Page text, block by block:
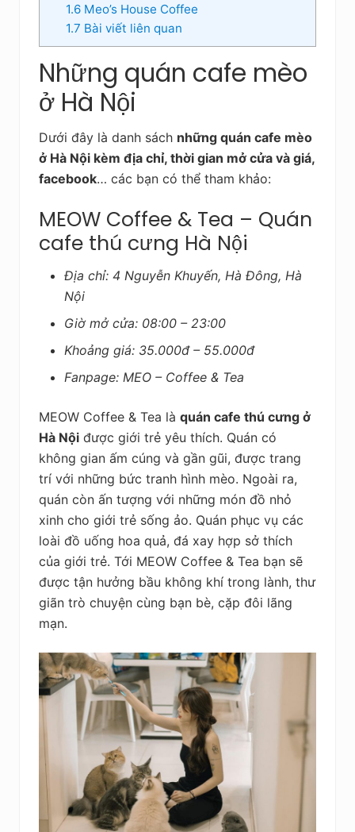
1.6Meo’s House Coffee
1.7 Bài viết liên quan
Những quán cafe mèo
ở Hà Nội
Dưới đây là danh sách những quán cafe mèo
ở Hà Nội kèm địa chỉ, thời gian mở cửa và giá,
facebook… các bạn có thể tham khảo:
MEOW Coffee & Tea – Quán
cafe thú cưng Hà Nội
Địa chỉ: 4 Nguyễn Khuyến, Hà Đông, Hà
Nội
Giờ mở cửa: 08:00 – 23:00
Khoảng giá: 35.000đ – 55.000đ
Fanpage: MEO – Coffee & Tea
MEOW Coffee & Tea là quán cafe thú cưng ở
Hà Nội được giới trẻ yêu thích. Quán có
không gian ấm cúng và gần gũi, được trang
trí với những bức tranh hình mèo. Ngoài ra,
quán còn ấn tượng với những món đồ nhỏ
xinh cho giới trẻ sống ảo. Quán phục vụ các
loài đồ uống hoa quả, đá xay hợp sở thích
của giới trẻ. Tới MEOW Coffee & Tea bạn sẽ
được tận hưởng bầu không khí trong lành, thư
giãn trò chuyện cùng bạn bè, cặp đôi lãng
mạn.